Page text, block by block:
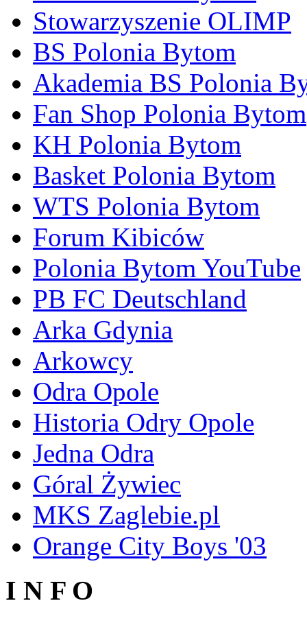
Stowarzyszenie OLIMP
BS Polonia Bytom
Akademia BS Polonia
Fan Shop Polonia Bytom
KH Polonia Bytom
Basket Polonia Bytom
WTS Polonia Bytom
Forum Kibiców
Polonia Bytom YouTube
PB FC Deutschland
Arka Gdynia
Arkowcy
Odra Opole
Historia Odry Opole
Jedna Odra
Góral Żywiec
MKS Zaglebie.pl
Orange City Boys '03
I N F O